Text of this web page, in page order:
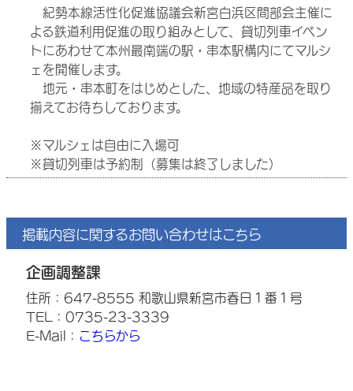
紀勢本線活性化促進協議会新宮白浜区間部会主催に
よる鉄道利用促進の取り組みとして、貸切列車イベン
トにあわせて本州最南端の駅・串本駅構内にてマルシ
ェを開催します。
地元・串本町をはじめとした、地域の特産品を取り
揃えてお待ちしております。
※マルシェは自由に入場可
※貸切列車は予約制（募集は終了しました）
掲載内容に関するお問い合わせはこちら
企画調整課
住所：647-8555 和歌山県新宮市春日１番１号
TEL：0735-23-3339
E-Mail： こちらから